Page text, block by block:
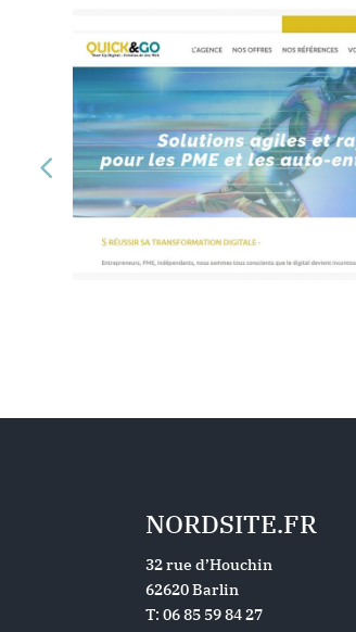
NORDSITE.FR
32 rue d’Houchin
62620 Barlin
T: 06 85 59 84 27